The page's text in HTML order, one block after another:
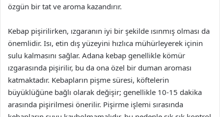
özgün bir tat ve aroma kazandırır.
Kebap pişirilirken, ızgaranın iyi bir şekilde ısınmış olması da
önemlidir. Isı, etin dış yüzeyini hızlıca mühürleyerek içinin
sulu kalmasını sağlar. Adana kebap genellikle kömür
ızgarasında pişirilir, bu da ona özel bir duman aroması
katmaktadır. Kebapların pişme süresi, köftelerin
büyüklüğüne bağlı olarak değişir; genellikle 10-15 dakika
arasında pişirilmesi önerilir. Pişirme işlemi sırasında